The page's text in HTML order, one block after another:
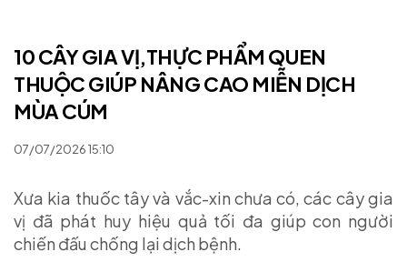
10 CÂY GIA VỊ,THỰC PHẨM QUEN
THUỘC GIÚP NÂNG CAO MIỄN DỊCH
MÙA CÚM
07/07/2026 15:10
Xưa kia thuốc tây và vắc-xin chưa có, các cây gia
vị đã phát huy hiệu quả tối đa giúp con người
chiến đấu chống lại dịch bệnh.